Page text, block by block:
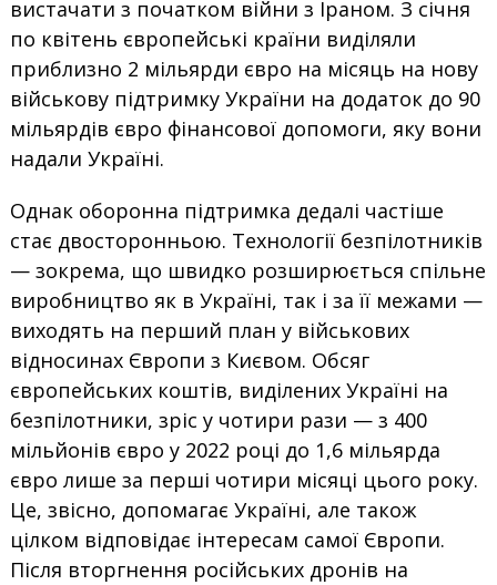
вистачати з початком війни з Іраном. З січня
по квітень європейські країни виділяли
приблизно 2 мільярди євро на місяць на нову
військову підтримку України на додаток до 90
мільярдів євро фінансової допомоги, яку вони
надали Україні.
Однак оборонна підтримка дедалі частіше
стає двосторонньою. Технології безпілотників
— зокрема, що швидко розширюється спільне
виробництво як в Україні, так і за її межами —
виходять на перший план у військових
відносинах Європи з Києвом. Обсяг
європейських коштів, виділених Україні на
безпілотники, зріс у чотири рази — з 400
мільйонів євро у 2022 році до 1,6 мільярда
євро лише за перші чотири місяці цього року.
Це, звісно, допомагає Україні, але також
цілком відповідає інтересам самої Європи.
Після вторгнення російських дронів на